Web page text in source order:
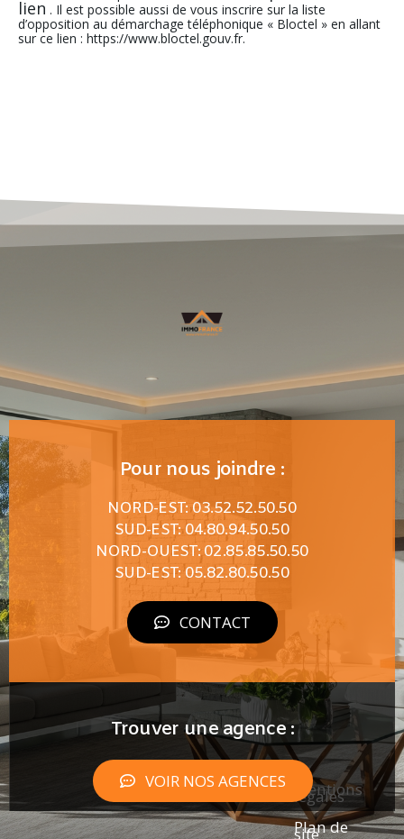
lien . Il est possible aussi de vous inscrire sur la liste
d’opposition au démarchage téléphonique « Bloctel » en allant
sur ce lien : https://www.bloctel.gouv.fr.
Pour nous joindre :
NORD-EST: 03.52.52.50.50
SUD-EST: 04.80.94.50.50
NORD-OUEST: 02.85.85.50.50
SUD-EST: 05.82.80.50.50
CONTACT
Trouver une agence :
VOIR NOS AGENCES Mentions
légales
Plan de
site